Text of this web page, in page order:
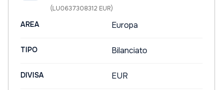
(LU0637308312 EUR)
AREA Europa
TIPO Bilanciato
DIVISA EUR